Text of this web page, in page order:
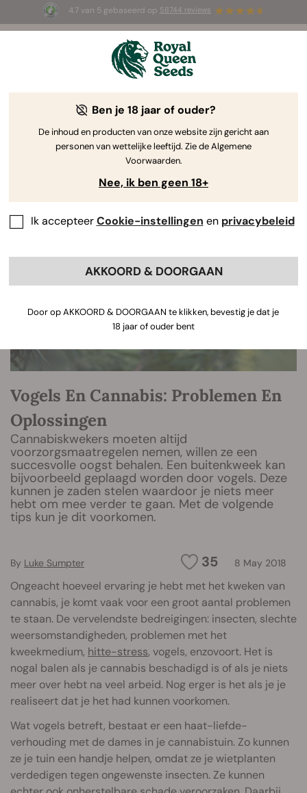
4.7 van 5 gebaseerd op 58744 reviews
☀️ Summer Sales: tot wel 50% korting
op geselecteerde producten! ⏤
The RQS Blog
Cannabis Lifestyle Blogs
Vogels En Cannabis: Problemen En
Oplossingen
Cannabiskwekers moeten altijd
voorzorgsmaatregelen nemen, willen ze een
succesvolle oogst behalen. Een buitenkweek kan
bijvoorbeeld geplaagd worden door vogels. Deze
kunnen je zaden stelen waardoor je niets meer
hebt om mee verder te gaan. Met de volgende
tips kun je dit voorkomen.
35 8 May 2018
By Luke Sumpter
Ongeacht hoeveel ervaring je hebt met het kweken van
cannabis, je komt vaak voor een groot aantal problemen
te staan. De vervelendste bedreigingen: insecten, slechte
weersomstandigheden, problemen met het
kweekmedium, hitte-stress, vogels, enzovoort. Het is
nogal balen als je cannabis beschadigd is of als je niets
meer over hebt na veel arbeid. Nog erger is het als je je
realiseert dat je het had kunnen voorkomen.
Wat vogels betreft, bestaat er een haat-liefde-
verhouding met de dames in je cannabistuin. Zo kunnen
ze je tuin een handje helpen, omdat ze je wietplanten
verdedigen tegen ongewenste insecten. Ze kunnen
Ben je 18 jaar of ouder?
De inhoud en producten van onze website zijn gericht aan
personen van wettelijke leeftijd. Zie de Algemene
Voorwaarden.
Nee, ik ben geen 18+
Ik accepteerCookie-instellingen en privacybeleid
AKKOORD & DOORGAAN
Door op AKKOORD & DOORGAAN te klikken, bevestig je dat je
18 jaar of ouder bent